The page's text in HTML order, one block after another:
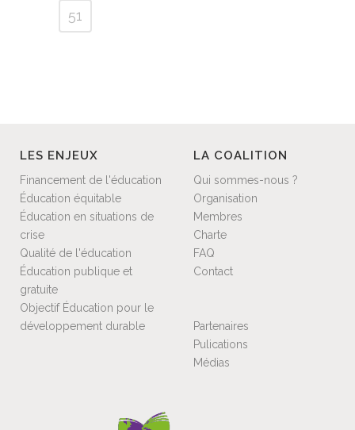
51
LES ENJEUX
Financement de l'éducation
Éducation équitable
Éducation en situations de
crise
Qualité de l'éducation
Éducation publique et
gratuite
Objectif Éducation pour le
développement durable
LA COALITION
Qui sommes-nous ?
Organisation
Membres
Charte
FAQ
Contact
Partenaires
Pulications
Médias